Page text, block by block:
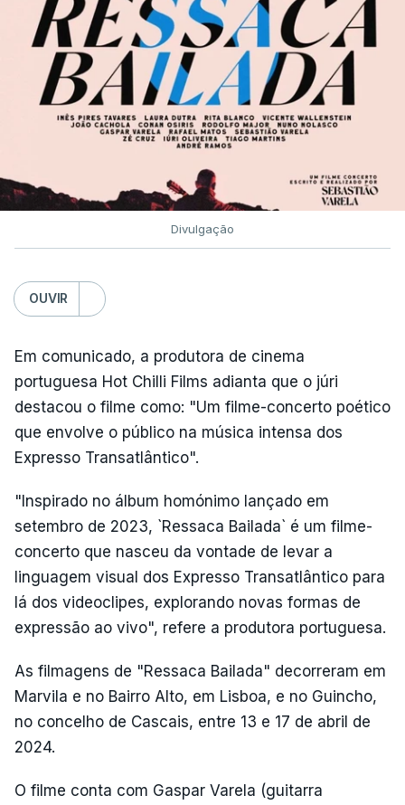
Divulgação
OUVIR
Em comunicado, a produtora de cinema
portuguesa Hot Chilli Films adianta que o júri
destacou o filme como: "Um filme-concerto poético
que envolve o público na música intensa dos
Expresso Transatlântico".
"Inspirado no álbum homónimo lançado em
setembro de 2023, `Ressaca Bailada` é um filme-
concerto que nasceu da vontade de levar a
linguagem visual dos Expresso Transatlântico para
lá dos videoclipes, explorando novas formas de
expressão ao vivo", refere a produtora portuguesa.
As filmagens de "Ressaca Bailada" decorreram em
Marvila e no Bairro Alto, em Lisboa, e no Guincho,
no concelho de Cascais, entre 13 e 17 de abril de
2024.
O filme conta com Gaspar Varela (guitarra